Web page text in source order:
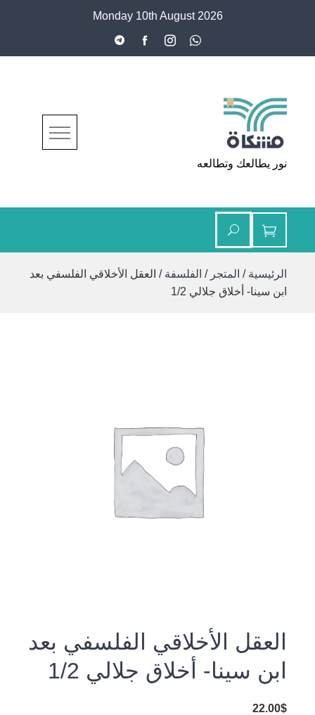
Monday 10th August 2026
مشكاة
نور يطالعك وتطالعه
الرئيسية / المتجر / الفلسفة / العقل الأخلاقي الفلسفي بعد
ابن سينا- أخلاق جلالي 1/2
العقل الأخلاقي الفلسفي بعد
ابن سينا- أخلاق جلالي 1/2
22.00$